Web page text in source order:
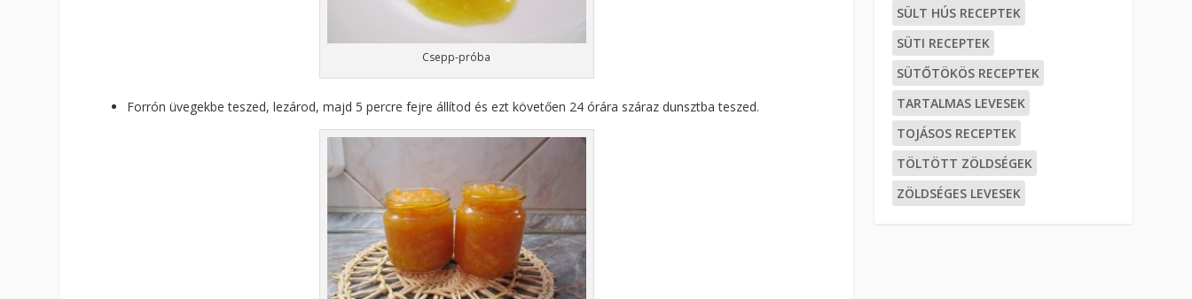
Csepp-próba
Forrón üvegekbe teszed, lezárod, majd 5 percre fejre állítod és ezt követően 24 órára száraz dunsztba teszed.
SÜLT HÚS RECEPTEK
SÜTI RECEPTEK
SÜTŐTÖKÖS RECEPTEK
TARTALMAS LEVESEK
TOJÁSOS RECEPTEK
TÖLTÖTT ZÖLDSÉGEK
ZÖLDSÉGES LEVESEK